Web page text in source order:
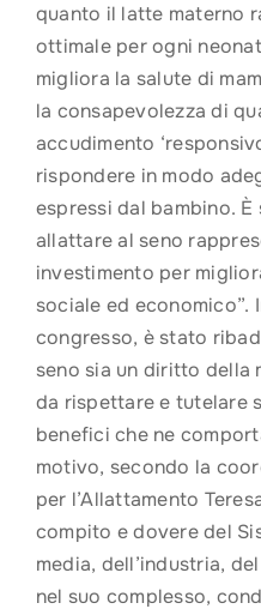
quanto il latte materno
ottimale per ogni
migliora la salute di
la consapevolezza di
accudimento
rispondere in modo
espressi dal bambino.
allattare al seno
investimento per
sociale ed economico”.
congresso, è stato
seno sia un diritto della
da rispettare e tutelare
benefici che ne
motivo, secondo la
per l’Allattamento
compito e dovere del
media, dell’industria,
nel suo complesso,